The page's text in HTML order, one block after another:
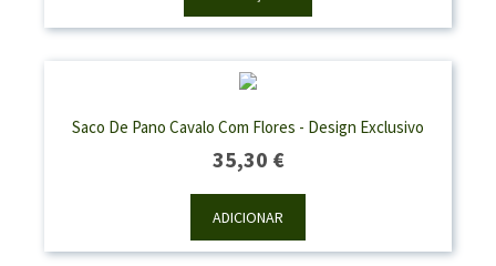
Through
Saco De Pano Cavalo Com Flores - Design Exclusivo
35,30 €
ADICIONAR